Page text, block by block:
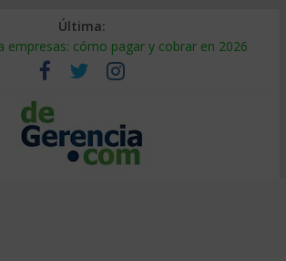
Última:
empresas: cómo pagar y cobrar en 2026
qué es y por qué sale tan caro
personal: cómo auditarla a tiempo
en la cadena de suministro: qué hacer
de EE. UU.: cómo segmentarlo y venderle